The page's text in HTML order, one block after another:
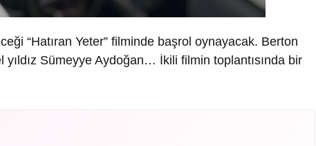
“Hatıran Yeter” filminde başrol oynayacak. Berton
yıldız Sümeyye Aydoğan… İkili filmin toplantısında bir